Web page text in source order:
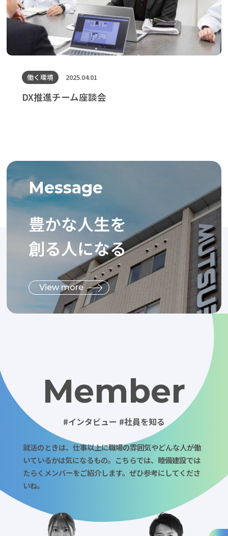
働く環境 2025.04.01
DX推進チーム座談会
Message
豊かな人生を
創る人になる
View more
Member
#インタビュー #社員を知る
就活のときは、仕事以上に職場の雰囲気やどんな人が働
いているかは気になるもの。こちらでは、睦備建設では
たらくメンバーをご紹介します。ぜひ参考にしてくださ
いね。